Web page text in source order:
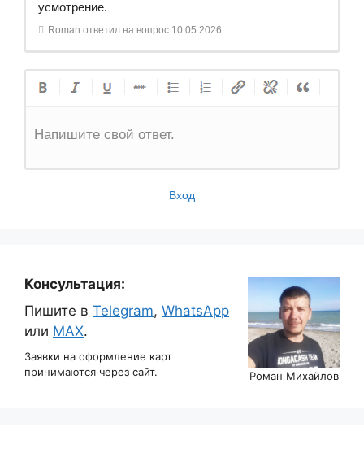
усмотрение.
Roman ответил на вопрос 10.05.2026
Напишите свой ответ.
Вход
Консультация:
Пишите в Telegram, WhatsApp
или MAX.
Заявки на оформление карт
принимаются через сайт.
Роман Михайлов